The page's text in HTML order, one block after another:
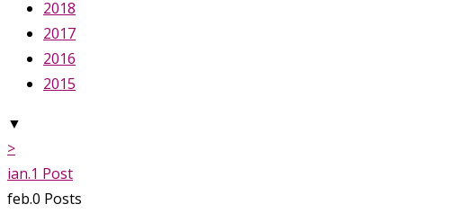
2018
2017
2016
2015
▼
>
ian.1 Post
feb.0 Posts